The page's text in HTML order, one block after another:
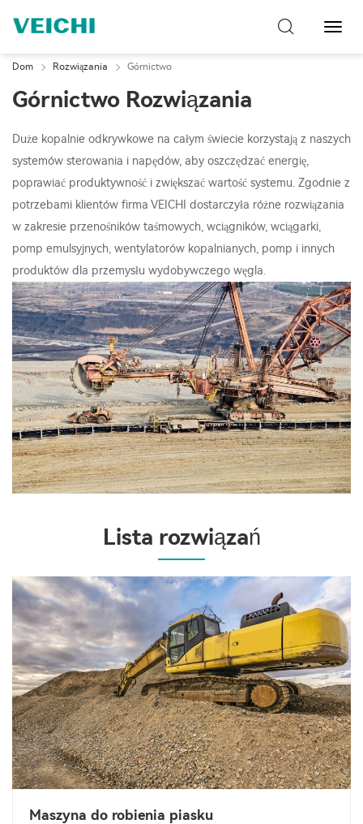
Dom Rozwiązania Górnictwo
Górnictwo Rozwiązania
Duże kopalnie odkrywkowe na całym świecie korzystają z naszych
systemów sterowania i napędów, aby oszczędzać energię,
poprawiać produktywność i zwiększać wartość systemu. Zgodnie z
potrzebami klientów firma VEICHI dostarczyła różne rozwiązania
w zakresie przenośników taśmowych, wciągników, wciągarki,
pomp emulsyjnych, wentylatorów kopalnianych, pomp i innych
produktów dla przemysłu wydobywczego węgla.
Lista rozwiązań
Maszyna do robienia piasku